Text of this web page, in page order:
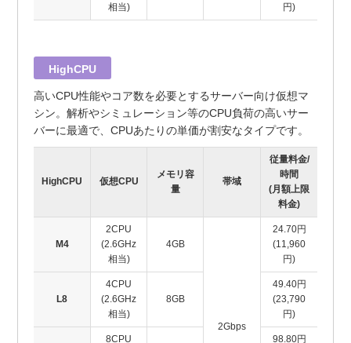
相当) 円)
HighCPU
高いCPU性能やコア数を必要とするサーバー向け仮想マ
シン。解析やシミュレーション等のCPU負荷の高いサー
バーに最適で、CPUあたりの単価が割安なタイプです。
HighCPU 仮想CPU
メモリ容
量
帯域
従量料金/
時間
(月額上限
料金)
M4
2CPU
(2.6GHz
相当)
4GB
2Gbps
24.70円
(11,960
円)
L8
4CPU
(2.6GHz
相当)
8GB
49.40円
(23,790
円)
8CPU
98.80円